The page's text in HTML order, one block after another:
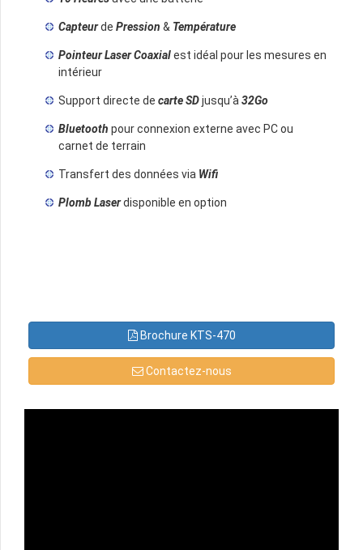
CapteurdePression & Température
Pointeur Laser Coaxialest idéal pour les mesures en
intérieur
Support directe decarte SDjusqu’à32Go
Bluetooth pour connexion externe avec PC ou
carnet de terrain
Transfert des données via Wifi
Plomb Laserdisponible en option
Brochure KTS-470
Contactez-nous